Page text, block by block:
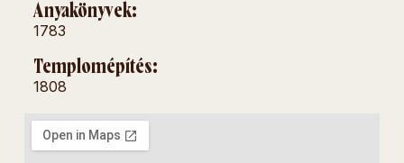
Anyakönyvek:
1783
Templomépítés:
1808